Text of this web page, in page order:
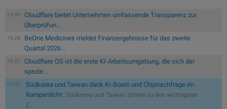
19:49
Cloudflare bietet Unternehmen umfassende Transparenz zur
Überprüfun...
19:28
BeOne Medicines meldet Finanzergebnisse für das zweite
Quartal 2026...
19:20
Cloudflare OS ist die erste KI-Arbeitsumgebung, die sich der
spezie...
05.08.
Südkorea und Taiwan dank KI-Boom und Chipnachfrage im
Rampenlicht : Südkorea und Taiwan zählen zu den wichtigsten
Z...